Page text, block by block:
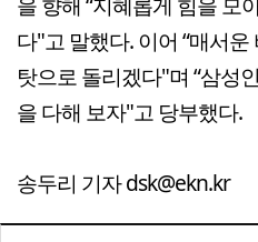
다"고 말했다. 이어 “매서
탓으로 돌리겠다"며 “삼성
을 다해 보자"고 당부했다.
송두리 기자 dsk@ekn.kr